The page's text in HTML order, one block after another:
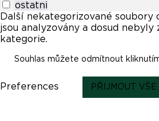
ostatni
Další nekategorizované soubory
jsou analyzovány a dosud nebyly
kategorie.
Souhlas můžete odmítnout
Preferences PŘIJMOUT VŠE